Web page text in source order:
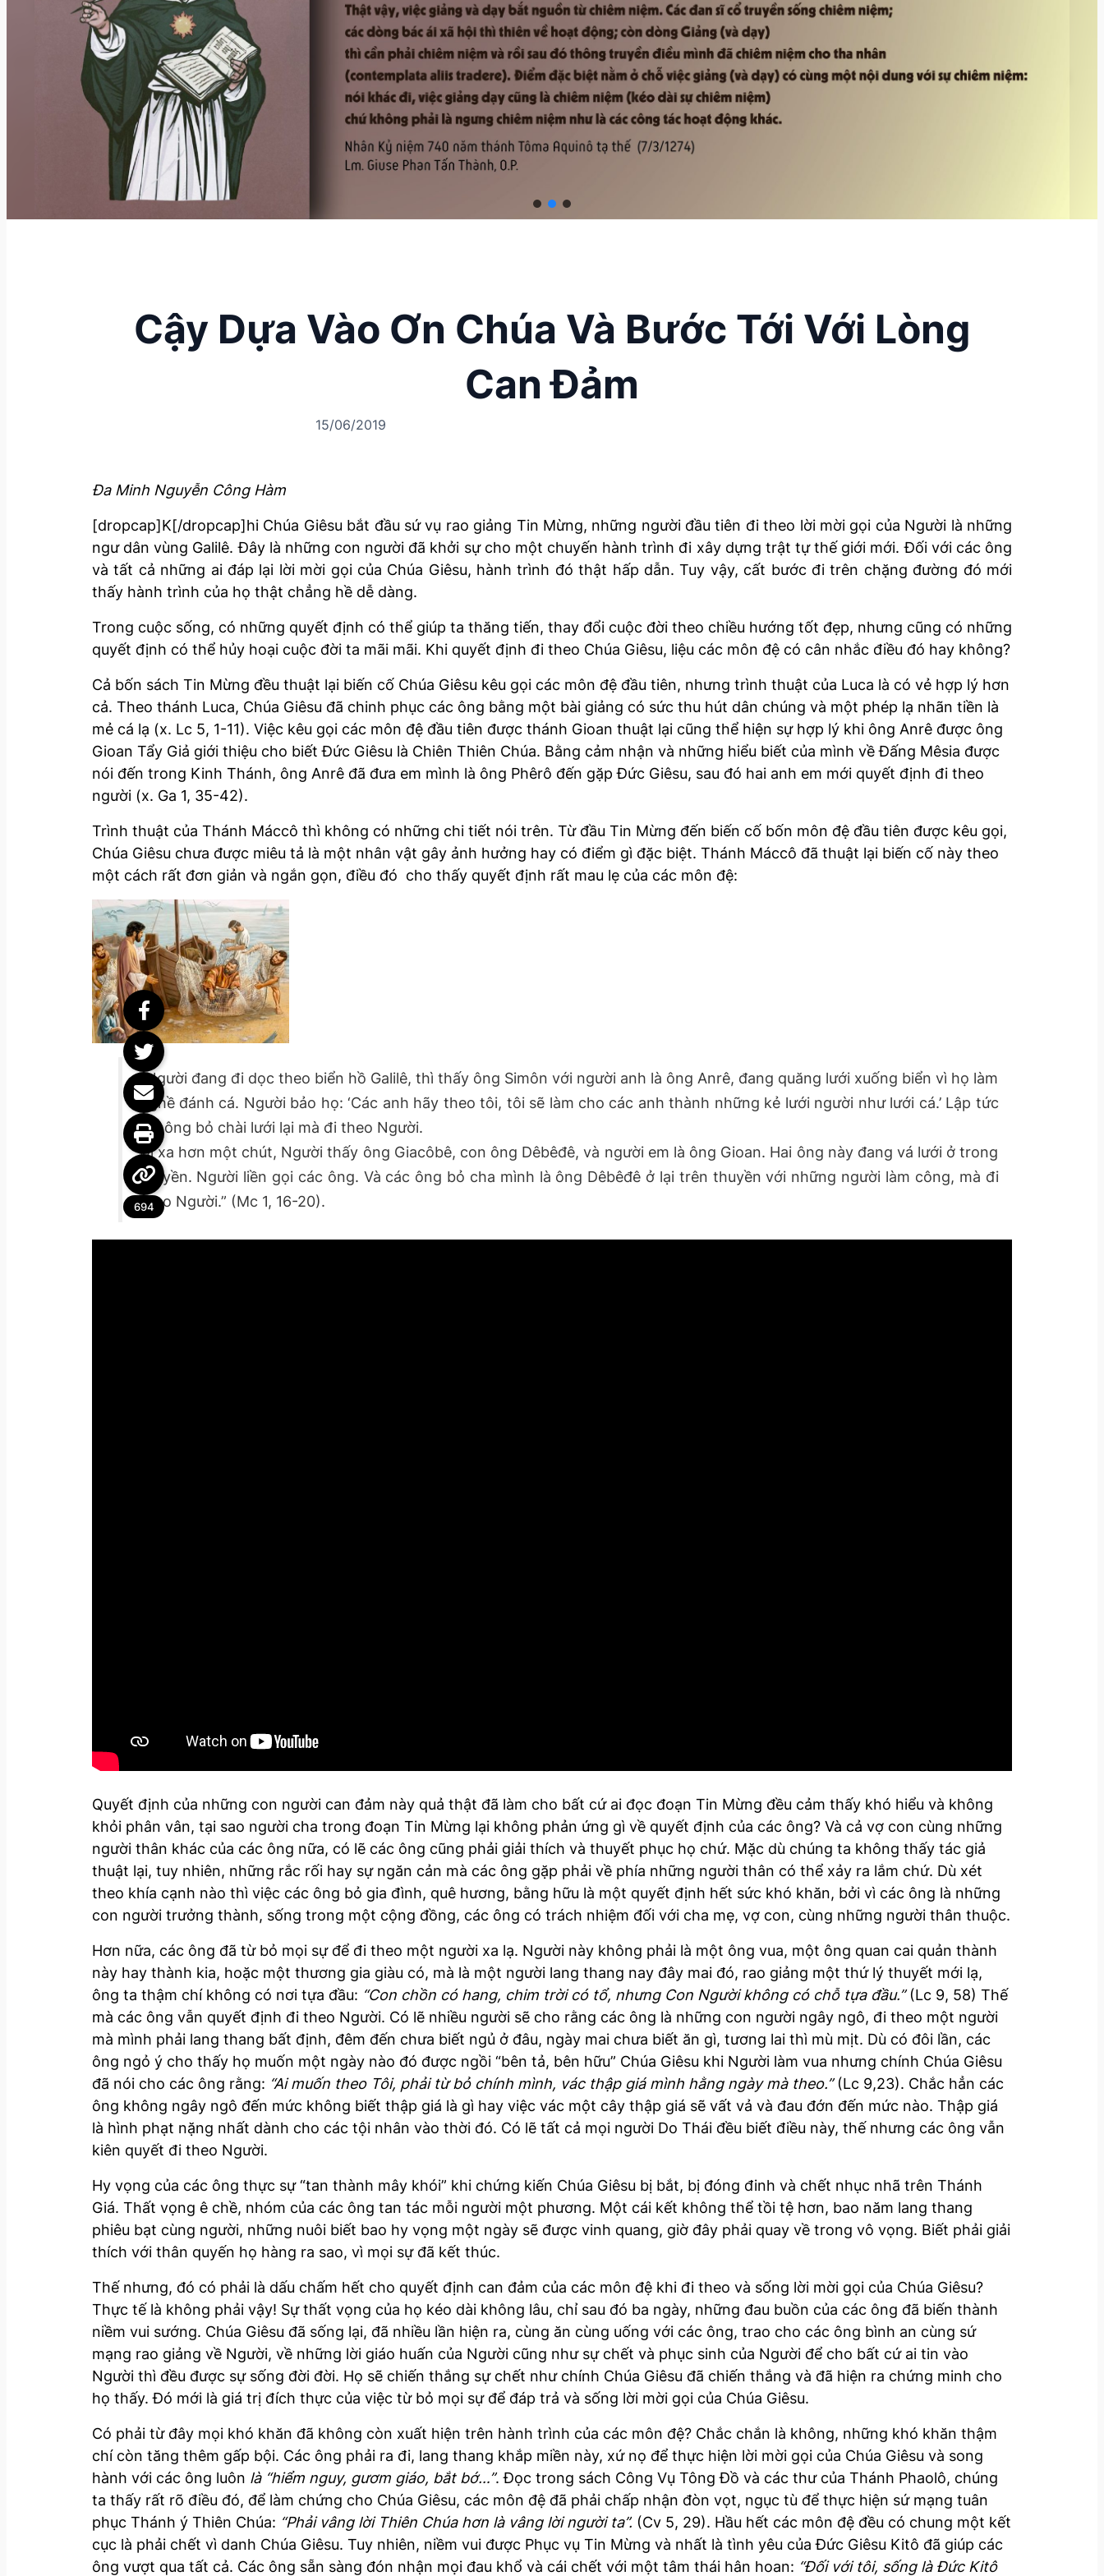
Cậy Dựa Vào Ơn Chúa Và Bước Tới Với Lòng
Can Đảm
15/06/2019
Đa Minh Nguyễn Công Hàm
[dropcap]K[/dropcap]hi Chúa Giêsu bắt đầu sứ vụ rao giảng Tin Mừng, những người đầu tiên đi theo lời mời gọi của Người là những
ngư dân vùng Galilê. Đây là những con người đã khởi sự cho một chuyến hành trình đi xây dựng trật tự thế giới mới. Đối với các ông
và tất cả những ai đáp lại lời mời gọi của Chúa Giêsu, hành trình đó thật hấp dẫn. Tuy vậy, cất bước đi trên chặng đường đó mới
thấy hành trình của họ thật chẳng hề dễ dàng.
Trong cuộc sống, có những quyết định có thể giúp ta thăng tiến, thay đổi cuộc đời theo chiều hướng tốt đẹp, nhưng cũng có những
quyết định có thể hủy hoại cuộc đời ta mãi mãi. Khi quyết định đi theo Chúa Giêsu, liệu các môn đệ có cân nhắc điều đó hay không?
Cả bốn sách Tin Mừng đều thuật lại biến cố Chúa Giêsu kêu gọi các môn đệ đầu tiên, nhưng trình thuật của Luca là có vẻ hợp lý hơn
cả. Theo thánh Luca, Chúa Giêsu đã chinh phục các ông bằng một bài giảng có sức thu hút dân chúng và một phép lạ nhãn tiền là
mẻ cá lạ (x. Lc 5, 1-11). Việc kêu gọi các môn đệ đầu tiên được thánh Gioan thuật lại cũng thể hiện sự hợp lý khi ông Anrê được ông
Gioan Tẩy Giả giới thiệu cho biết Đức Giêsu là Chiên Thiên Chúa. Bằng cảm nhận và những hiểu biết của mình về Đấng Mêsia được
nói đến trong Kinh Thánh, ông Anrê đã đưa em mình là ông Phêrô đến gặp Đức Giêsu, sau đó hai anh em mới quyết định đi theo
người (x. Ga 1, 35-42).
Trình thuật của Thánh Máccô thì không có những chi tiết nói trên. Từ đầu Tin Mừng đến biến cố bốn môn đệ đầu tiên được kêu gọi,
Chúa Giêsu chưa được miêu tả là một nhân vật gây ảnh hưởng hay có điểm gì đặc biệt. Thánh Máccô đã thuật lại biến cố này theo
một cách rất đơn giản và ngắn gọn, điều đó cho thấy quyết định rất mau lẹ của các môn đệ:
“Người đang đi dọc theo biển hồ Galilê, thì thấy ông Simôn với người anh là ông Anrê, đang quăng lưới xuống biển vì họ làm
nghề đánh cá. Người bảo họ: ‘Các anh hãy theo tôi, tôi sẽ làm cho các anh thành những kẻ lưới người như lưới cá.’ Lập tức
hai ông bỏ chài lưới lại mà đi theo Người.
Ði xa hơn một chút, Người thấy ông Giacôbê, con ông Dêbêđê, và người em là ông Gioan. Hai ông này đang vá lưới ở trong
thuyền. Người liền gọi các ông. Và các ông bỏ cha mình là ông Dêbêđê ở lại trên thuyền với những người làm công, mà đi
theo Người.” (Mc 1, 16-20).
Quyết định của những con người can đảm này quả thật đã làm cho bất cứ ai đọc đoạn Tin Mừng đều cảm thấy khó hiểu và không
khỏi phân vân, tại sao người cha trong đoạn Tin Mừng lại không phản ứng gì về quyết định của các ông? Và cả vợ con cùng những
người thân khác của các ông nữa, có lẽ các ông cũng phải giải thích và thuyết phục họ chứ. Mặc dù chúng ta không thấy tác giả
thuật lại, tuy nhiên, những rắc rối hay sự ngăn cản mà các ông gặp phải về phía những người thân có thể xảy ra lắm chứ. Dù xét
theo khía cạnh nào thì việc các ông bỏ gia đình, quê hương, bằng hữu là một quyết định hết sức khó khăn, bởi vì các ông là những
con người trưởng thành, sống trong một cộng đồng, các ông có trách nhiệm đối với cha mẹ, vợ con, cùng những người thân thuộc.
Hơn nữa, các ông đã từ bỏ mọi sự để đi theo một người xa lạ. Người này không phải là một ông vua, một ông quan cai quản thành
này hay thành kia, hoặc một thương gia giàu có, mà là một người lang thang nay đây mai đó, rao giảng một thứ lý thuyết mới lạ,
ông ta thậm chí không có nơi tựa đầu: “Con chồn có hang, chim trời có tổ, nhưng Con Người không có chỗ tựa đầu.”(Lc 9, 58) Thế
mà các ông vẫn quyết định đi theo Người. Có lẽ nhiều người sẽ cho rằng các ông là những con người ngây ngô, đi theo một người
mà mình phải lang thang bất định, đêm đến chưa biết ngủ ở đâu, ngày mai chưa biết ăn gì, tương lai thì mù mịt. Dù có đôi lần, các
ông ngỏ ý cho thấy họ muốn một ngày nào đó được ngồi “bên tả, bên hữu” Chúa Giêsu khi Người làm vua nhưng chính Chúa Giêsu
đã nói cho các ông rằng: “Ai muốn theo Tôi, phải từ bỏ chính mình, vác thập giá mình hằng ngày mà theo.”(Lc 9,23). Chắc hẳn các
ông không ngây ngô đến mức không biết thập giá là gì hay việc vác một cây thập giá sẽ vất vả và đau đớn đến mức nào. Thập giá
là hình phạt nặng nhất dành cho các tội nhân vào thời đó. Có lẽ tất cả mọi người Do Thái đều biết điều này, thế nhưng các ông vẫn
kiên quyết đi theo Người.
Hy vọng của các ông thực sự “tan thành mây khói” khi chứng kiến Chúa Giêsu bị bắt, bị đóng đinh và chết nhục nhã trên Thánh
Giá. Thất vọng ê chề, nhóm của các ông tan tác mỗi người một phương. Một cái kết không thể tồi tệ hơn, bao năm lang thang
phiêu bạt cùng người, những nuôi biết bao hy vọng một ngày sẽ được vinh quang, giờ đây phải quay về trong vô vọng. Biết phải giải
thích với thân quyến họ hàng ra sao, vì mọi sự đã kết thúc.
Thế nhưng, đó có phải là dấu chấm hết cho quyết định can đảm của các môn đệ khi đi theo và sống lời mời gọi của Chúa Giêsu?
Thực tế là không phải vậy! Sự thất vọng của họ kéo dài không lâu, chỉ sau đó ba ngày, những đau buồn của các ông đã biến thành
niềm vui sướng. Chúa Giêsu đã sống lại, đã nhiều lần hiện ra, cùng ăn cùng uống với các ông, trao cho các ông bình an cùng sứ
mạng rao giảng về Người, về những lời giáo huấn của Người cũng như sự chết và phục sinh của Người để cho bất cứ ai tin vào
Người thì đều được sự sống đời đời. Họ sẽ chiến thắng sự chết như chính Chúa Giêsu đã chiến thắng và đã hiện ra chứng minh cho
họ thấy. Đó mới là giá trị đích thực của việc từ bỏ mọi sự để đáp trả và sống lời mời gọi của Chúa Giêsu.
Có phải từ đây mọi khó khăn đã không còn xuất hiện trên hành trình của các môn đệ? Chắc chắn là không, những khó khăn thậm
chí còn tăng thêm gấp bội. Các ông phải ra đi, lang thang khắp miền này, xứ nọ để thực hiện lời mời gọi của Chúa Giêsu và song
hành với các ông luôn là “hiểm nguy, gươm giáo, bắt bớ…”. Đọc trong sách Công Vụ Tông Đồ và các thư của Thánh Phaolô, chúng
ta thấy rất rõ điều đó, để làm chứng cho Chúa Giêsu, các môn đệ đã phải chấp nhận đòn vọt, ngục tù để thực hiện sứ mạng tuân
phục Thánh ý Thiên Chúa: “Phải vâng lời Thiên Chúa hơn là vâng lời người ta”. (Cv 5, 29). Hầu hết các môn đệ đều có chung một kết
cục là phải chết vì danh Chúa Giêsu. Tuy nhiên, niềm vui được Phục vụ Tin Mừng và nhất là tình yêu của Đức Giêsu Kitô đã giúp các
ông vượt qua tất cả. Các ông sẵn sàng đón nhận mọi đau khổ và cái chết với một tâm thái hân hoan: “Đối với tôi, sống là Đức Kitô
694